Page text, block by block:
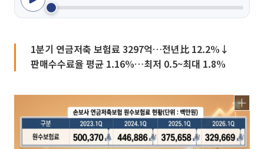
1분기 연금저축 보험료 3297억…전년比 12.2%↓
판매수수료율 평균 1.16%…최저 0.5~최대 1.8%